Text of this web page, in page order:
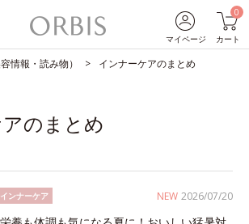
マイページ
0
カート
情報・読み物） インナーケアのまとめ
のまとめ
NEW 2026/07/20
インナーケア